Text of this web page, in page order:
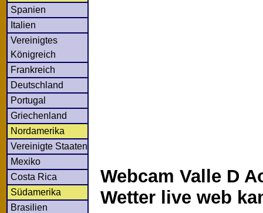
Spanien
Italien
Vereinigtes
Königreich
Frankreich
Deutschland
Portugal
Griechenland
Nordamerika
Vereinigte Staaten
Mexiko
Costa Rica
Südamerika
Brasilien
Webcam Valle D
Wetter live web